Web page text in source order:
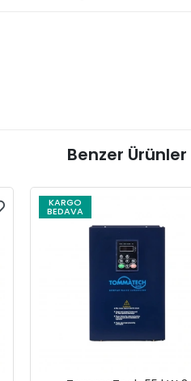
Benzer Ürünler
KARGO
BEDAVA